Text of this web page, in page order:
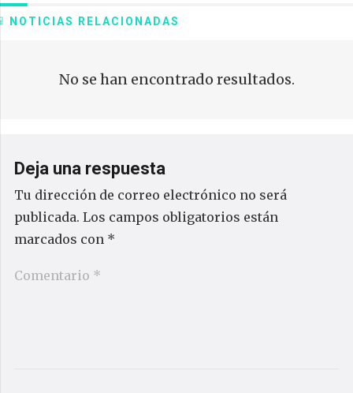
NOTICIAS RELACIONADAS
No se han encontrado resultados.
Deja una respuesta
Tu dirección de correo electrónico no será
publicada. Los campos obligatorios están
marcados con *